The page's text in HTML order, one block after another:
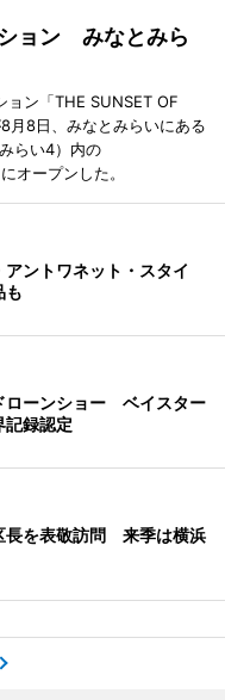
ョン みなとみら
ョン「THE SUNSET OF
月8日、みなとみらいにある
らい4）内の
オープンした。
ントワネット・スタイ
も
ローンショー ベイスター
記録認定
長を表敬訪問 来季は横浜